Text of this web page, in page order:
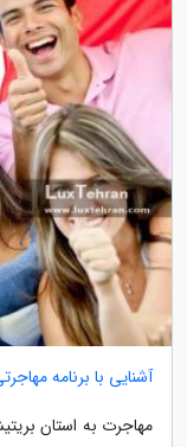
آشنایی با برنامه
مهاجرت به استان